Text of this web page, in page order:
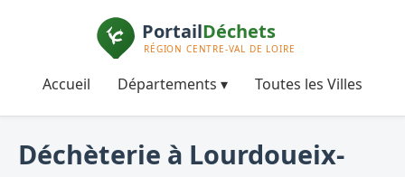
Accueil Départements ▾ Toutes les Villes
Déchèterie à Lourdoueix-